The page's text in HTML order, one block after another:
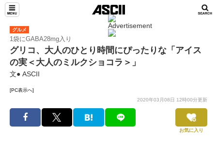
グルメ
1袋にGABA28mg入り
グリコ、大人のひとり時間にぴったりな「アイス
の実＜大人のミルクショコラ＞」
文● ASCII
[PC表示へ]
2020年03月08日 12時00分更新
お気に入り